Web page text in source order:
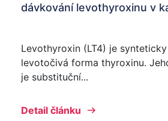
dávkování levothyroxinu v
Levothyroxin (LT4) je
levotočivá forma thyroxinu.
je substituční...
Detail článku